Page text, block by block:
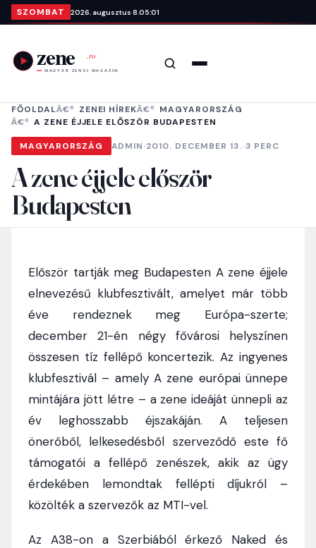
Ugrás a tartalomra
SZOMBAT 2026. augusztus 8. 05:01
Keresés
FŐOLDAL ZENEI HÍREK
MAGYARORSZÁG
A ZENE ÉJJELE ELŐSZÖR BUDAPESTEN
MAGYARORSZÁG ADMIN·2010. DECEMBER 13.·3 PERC
A zene éjjele először
Budapesten
Először tartják meg Budapesten A zene éjjele
elnevezésű klubfesztivált, amelyet már több
éve rendeznek meg Európa-szerte;
december 21-én négy fővárosi helyszínen
összesen tíz fellépő koncertezik. Az ingyenes
klubfesztivál – amely A zene európai ünnepe
mintájára jött létre – a zene ideáját ünnepli az
év leghosszabb éjszakáján. A teljesen
önerőből, lelkesedésből szerveződő este fő
támogatói a fellépő zenészek, akik az ügy
érdekében lemondtak fellépti díjukról –
közölték a szervezők az MTI-vel.
Az A38-on a Szerbiából érkező Naked és